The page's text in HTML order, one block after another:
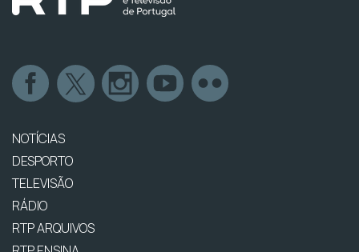
NOTÍCIAS
DESPORTO
TELEVISÃO
RÁDIO
RTP ARQUIVOS